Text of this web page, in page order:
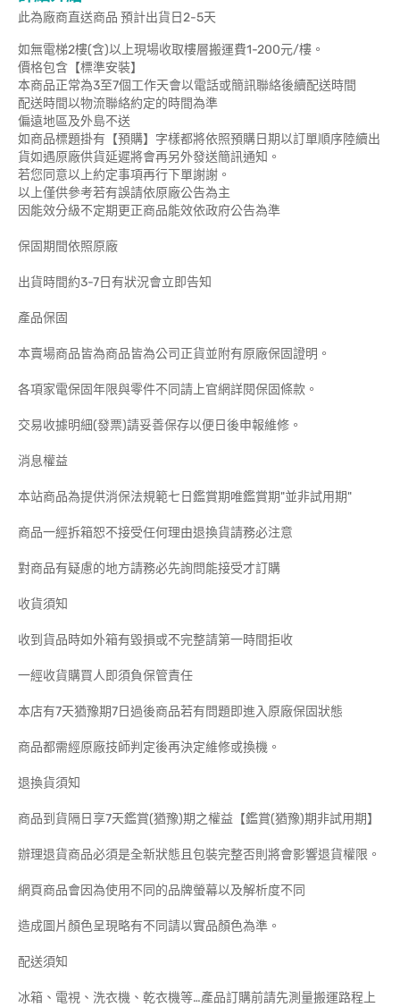
此為廠商直送商品 預計出貨日2-5天
如無電梯2樓(含)以上現場收取樓層搬運費1-200元/樓。
價格包含【標準安裝】
本商品正常為3至7個工作天會以電話或簡訊聯絡後續配送時間
配送時間以物流聯絡約定的時間為準
偏遠地區及外島不送
如商品標題掛有【預購】字樣都將依照預購日期以訂單順序陸續出
貨如遇原廠供貨延遲將會再另外發送簡訊通知。
若您同意以上約定事項再行下單謝謝。
以上僅供參考若有誤請依原廠公告為主
因能效分級不定期更正商品能效依政府公告為準
保固期間依照原廠
出貨時間約3-7日有狀況會立即告知
產品保固
本賣場商品皆為商品皆為公司正貨並附有原廠保固證明。
各項家電保固年限與零件不同請上官網詳閱保固條款。
交易收據明細(發票)請妥善保存以便日後申報維修。
消息權益
本站商品為提供消保法規範七日鑑賞期唯鑑賞期"並非試用期"
商品一經拆箱恕不接受任何理由退換貨請務必注意
對商品有疑慮的地方請務必先詢問能接受才訂購
收貨須知
收到貨品時如外箱有毀損或不完整請第一時間拒收
一經收貨購買人即須負保管責任
本店有7天猶豫期7日過後商品若有問題即進入原廠保固狀態
商品都需經原廠技師判定後再決定維修或換機。
退換貨須知
商品到貨隔日享7天鑑賞(猶豫)期之權益【鑑賞(猶豫)期非試用期】
辦理退貨商品必須是全新狀態且包裝完整否則將會影響退貨權限。
網頁商品會因為使用不同的品牌螢幕以及解析度不同
造成圖片顏色呈現略有不同請以實品顏色為準。
配送須知
冰箱、電視、洗衣機、乾衣機等…產品訂購前請先測量搬運路程上